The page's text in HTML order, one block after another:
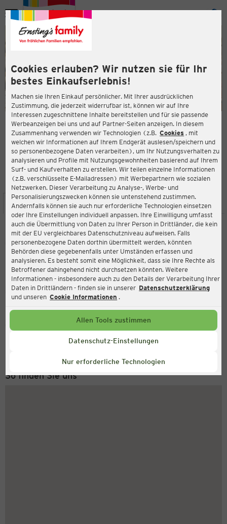
Cookies erlauben? Wir nutzen sie für Ihr
bestes Einkaufserlebnis!
Machen sie Ihren Einkauf persönlicher. Mit Ihrer ausdrücklichen
Zustimmung, die jederzeit widerrufbar ist, können wir auf Ihre
Interessen zugeschnittene Inhalte bereitstellen und für sie passende
Werbeanzeigen bei uns und auf Partner-Seiten anzeigen. In diesem
Zusammenhang verwenden wir Technologien (z.B. Cookies , mit
welchen wir Informationen auf Ihrem Endgerät auslesen/speichern und
so personenbezogene Daten verarbeiten), um Ihr Nutzungsverhalten zu
analysieren und Profile mit Nutzungsgewohnheiten basierend auf Ihrem
Surf- und Kaufverhalten zu erstellen. Wir teilen einzelne Informationen
(z.B. verschlüsselte E-Mailadressen) mit Werbepartnern wie sozialen
Netzwerken. Dieser Verarbeitung zu Analyse-, Werbe- und
Personalisierungszwecken können sie untenstehend zustimmen.
Andernfalls können sie auch nur erforderliche Technologien einsetzen
oder Ihre Einstellungen individuell anpassen. Ihre Einwilligung umfasst
auch die Übermittlung von Daten zu Ihrer Person in Drittländer, die kein
mit der EU vergleichbares Datenschutzniveau aufweisen. Falls
personenbezogene Daten dorthin übermittelt werden, könnten
Behörden diese gegebenenfalls unter Umständen erfassen und
analysieren. Es besteht somit eine Möglichkeit, dass sie Ihre Rechte als
Betroffener dahingehend nicht durchsetzen könnten. Weitere
Informationen - insbesondere auch zu den Details der Verarbeitung Ihrer
Daten in Drittländern - finden sie in unserer Datenschutzerklärung
und unseren Cookie Informationen .
Allen Tools zustimmen
Datenschutz-Einstellungen
Nur erforderliche Technologien
Menü
ERNSTING'S FAMILY FILIALE
Tondernsche Straße 8
25821 Bredstedt
4,3
Bewertung:
STANDORT SERVICES SORTIMENT AKTIONEN
Ernsting's family
Tondernsche Straße 8, 25821 Bredstedt
Aktuell:
Geschlossen
Service Hotline
+43 (0) 1 2675 502
So finden Sie uns